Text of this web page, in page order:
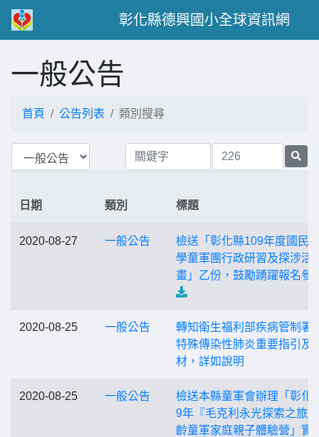
彰化縣德興國小全球資訊網
一般公告
首頁 公告列表 類別搜尋
日期 類別 標題
2020-08-27 一般公告
檢送「彰化縣109年度國民
學童軍團行政研習及探涉活
畫」乙份，鼓勵踴躍報名參
2020-08-25 一般公告
轉知衛生福利部疾病管制署
特殊傳染性肺炎重要指引及
材，詳如說明
2020-08-25 一般公告
檢送本縣童軍會辦理「彰化
9年『毛克利永光探索之旅
齡童軍家庭親子體驗營」實